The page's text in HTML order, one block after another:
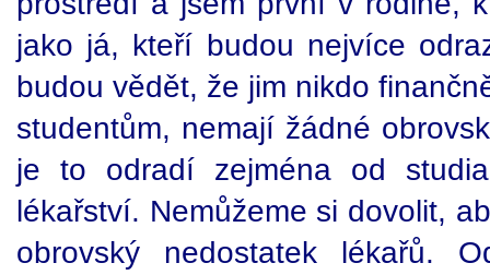
jako já, kteří budou nejvíce
budou vědět, že jim nikdo
studentům, nemají žádné
je to odradí zejména od
lékařství. Nemůžeme si dovolit,
obrovský nedostatek lékařů.